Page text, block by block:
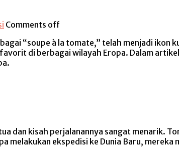
Comments off
“soupe à la tomate,” telah menjadi ikon
di berbagai wilayah Eropa. Dalam
dan kisah perjalanannya sangat menarik.
melakukan ekspedisi ke Dunia Baru,